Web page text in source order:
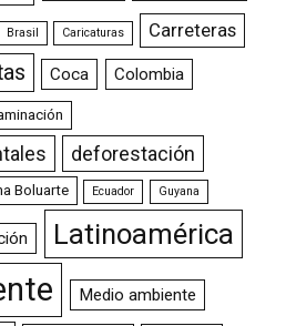
Brasil Caricaturas Carreteras
Coca Colombia
deforestación
Boluarte Ecuador Guyana
Latinoamérica
Medio ambiente